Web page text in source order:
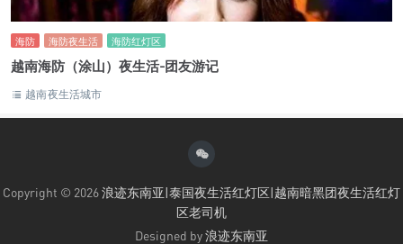
海防 海防夜生活 海防红灯区
越南海防（涂山）夜生活-团友游记
越南夜生活城市
Copyright © 2026浪迹东南亚|泰国夜生活红灯区|越南暗黑团夜生活红灯
区老司机
Designed by浪迹东南亚